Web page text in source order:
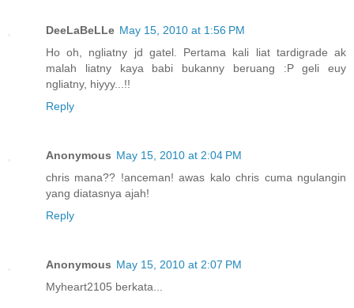
DeeLaBeLLe May 15, 2010 at 1:56 PM
Ho oh, ngliatny jd gatel. Pertama kali liat tardigrade ak
malah liatny kaya babi bukanny beruang :P geli euy
ngliatny, hiyyy...!!
Reply
Anonymous May 15, 2010 at 2:04 PM
chris mana?? !anceman! awas kalo chris cuma ngulangin
yang diatasnya ajah!
Reply
Anonymous May 15, 2010 at 2:07 PM
Myheart2105 berkata...